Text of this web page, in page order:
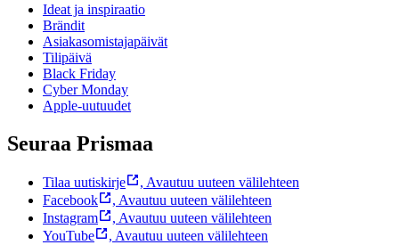
Ideat ja inspiraatio
Brändit
Asiakasomistajapäivät
Tilipäivä
Black Friday
Cyber Monday
Apple-uutuudet
Seuraa Prismaa
Tilaa uutiskirje , Avautuu uuteen välilehteen
Facebook
, Avautuu uuteen välilehteen
Instagram
, Avautuu uuteen välilehteen
YouTube
, Avautuu uuteen välilehteen